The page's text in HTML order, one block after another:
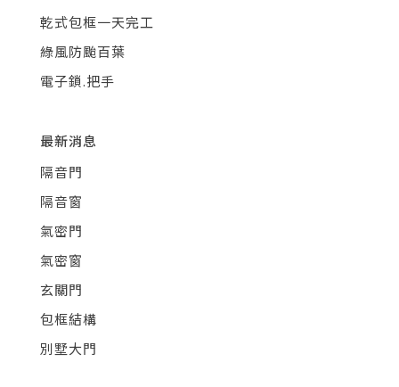
乾式包框一天完工
綠風防颱百葉
電子鎖.把手
最新消息
隔音門
隔音窗
氣密門
氣密窗
玄關門
包框結構
別墅大門